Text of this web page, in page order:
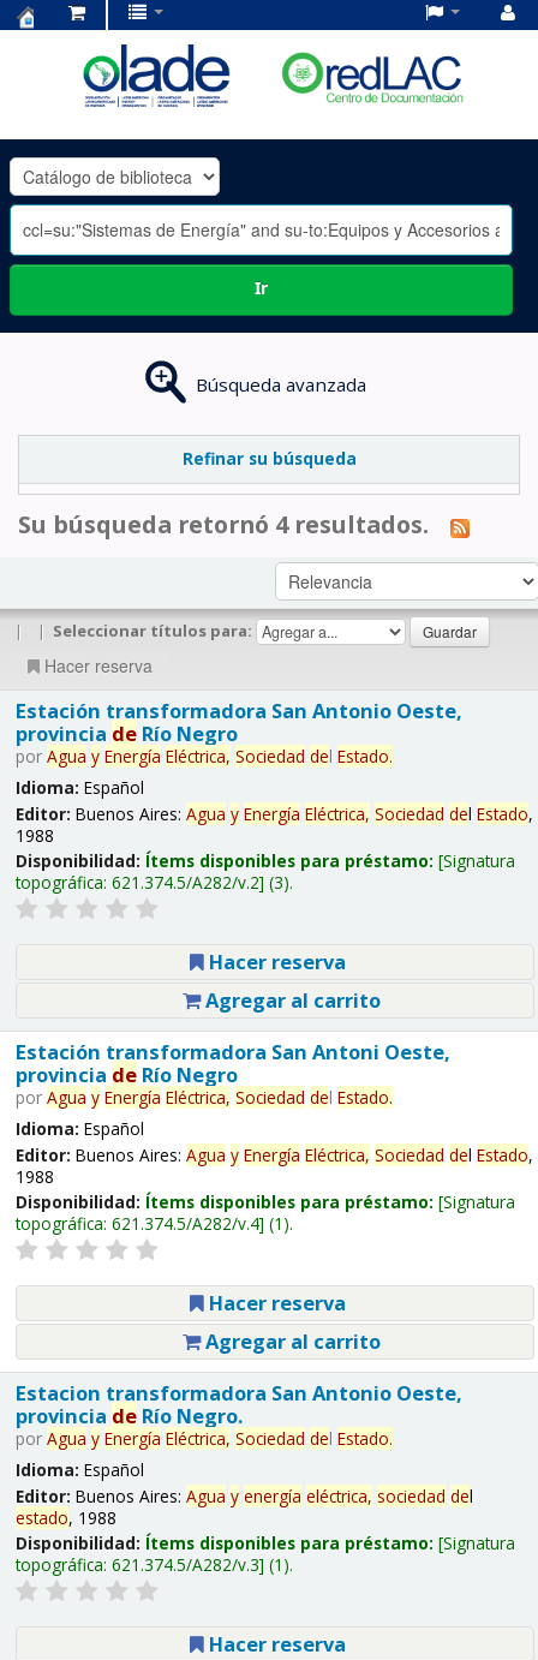
OLADE
-
Ir
Búsqueda avanzada
Refinar su búsqueda
Su búsqueda retornó 4 resultados.
| | Seleccionar títulos para:
Hacer reserva
Estación transformadora San Antonio Oeste,
provincia deRío Negro
por Agua y Energía Eléctrica, Sociedad del Estado.
Idioma: Español
Editor: Buenos Aires: Agua y Energía Eléctrica, Sociedad del Estado,
1988
Disponibilidad: Ítems disponibles para préstamo: Signatura
topográfica: 621.374.5/A282/v.2 (3).
Hacer reserva
Agregar al carrito
Estación transformadora San Antoni Oeste,
provincia deRío Negro
por Agua y Energía Eléctrica, Sociedad del Estado.
Idioma: Español
Editor: Buenos Aires: Agua y Energía Eléctrica, Sociedad del Estado,
1988
Disponibilidad: Ítems disponibles para préstamo: Signatura
topográfica: 621.374.5/A282/v.4 (1).
Hacer reserva
Agregar al carrito
Estacion transformadora San Antonio Oeste,
provincia deRío Negro.
por Agua y Energía Eléctrica, Sociedad del Estado.
Idioma: Español
Editor: Buenos Aires: Agua y energía eléctrica, sociedad del
estado, 1988
Disponibilidad: Ítems disponibles para préstamo: Signatura
topográfica: 621.374.5/A282/v.3 (1).
Hacer reserva